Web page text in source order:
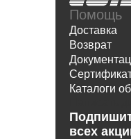
Помощь
Доставка
Возврат
Каталоги
всех